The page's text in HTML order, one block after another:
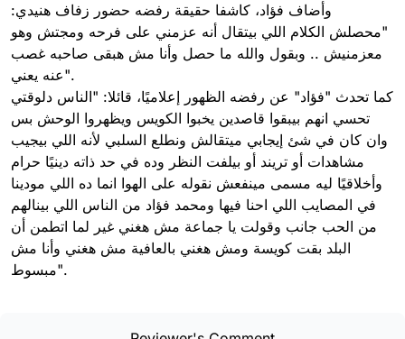
وأضاف فؤاد، كاشفا حقيقة رفضه حضور زفاف هنيدي:
"محصلش الكلام اللي بيتقال أنه عزمني على فرحه ومجتش وهو
معزمنيش .. وبقول والله ما حصل وأنا مش هبقى صاحبه غصب
عنه يعني".
كما تحدث "فؤاد" عن رفضه الظهور إعلاميًا، قائلا: "الناس دلوقتي
تحسي انهم بيبقوا قاصدين يخبوا الكويس ويظهروا الوحش بس
وان كان في شئ إيجابي ميتقالش ونطلع السلبي لأنه اللي بيجيب
مشاهدات أو تريند أو بيلفت النظر وده في حد ذاته دينيًا حرام
وأخلاقيًا ليه مسمى مينفعش نقوله على الهوا انما ده اللي مودينا
في المصايب اللي احنا فيها ومحمد فؤاد من الناس اللي بينالهم
من الحب جانب وقولت يا جماعة مش هغني غير لما اتطمن أن
البلد بقت كويسة ومش هغني بالعافية مش هغني وأنا مش
مبسوط".